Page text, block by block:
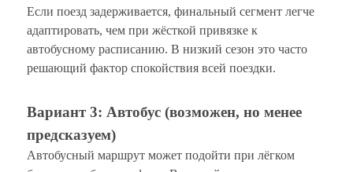
Если поезд задерживается, финальный сегмент легче
адаптировать, чем при жёсткой привязке к
автобусному расписанию. В низкий сезон это часто
решающий фактор спокойствия всей поездки.
Вариант 3: Автобус (возможен, но менее
предсказуем)
Автобусный маршрут может подойти при лёгком